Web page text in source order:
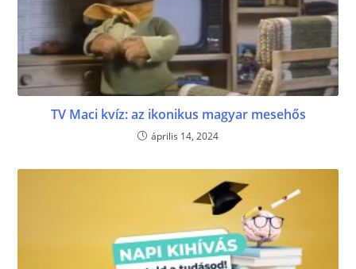
TV Maci kvíz: az ikonikus magyar mesehős
április 14, 2024